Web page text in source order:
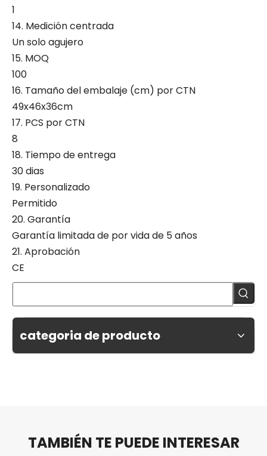
1
14. Medición centrada
Un solo agujero
15. MOQ
100
16. Tamaño del embalaje (cm) por CTN
49x46x36cm
17. PCS por CTN
8
18. Tiempo de entrega
30 dias
19. Personalizado
Permitido
20. Garantía
Garantía limitada de por vida de 5 años
21. Aprobación
CE
categoria de producto
TAMBIÉN TE PUEDE INTERESAR